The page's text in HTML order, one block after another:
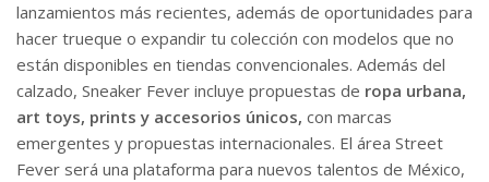
lanzamientos más recientes, además de oportunidades para
hacer trueque o expandir tu colección con modelos que no
están disponibles en tiendas convencionales. Además del
calzado, Sneaker Fever incluye propuestas de ropa urbana,
art toys, prints y accesorios únicos, con marcas
emergentes y propuestas internacionales. El área Street
Fever será una plataforma para nuevos talentos de México,